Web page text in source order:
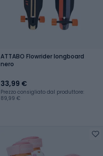
ATTABO Flowrider longboard
nero
33,99 €
Prezzo consigliato dal produttore:
89,99 €